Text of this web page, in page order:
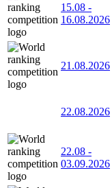
15.08 -
16.08.2026
21.08.2026
22.08.2026
22.08 -
03.09.2026